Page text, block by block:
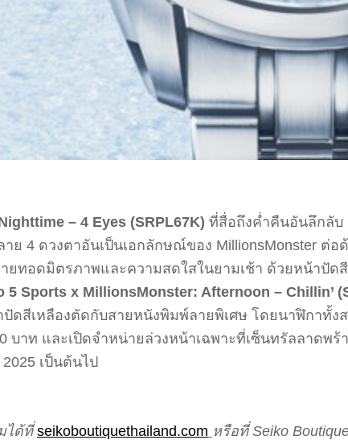
– 4 Eyes (SRPL67K) ที่สื่อถึงค่ำคืนอันลึกลับ
ย 4 ดวงตาอันเป็นเอกลักษณ์ของ MillionsMonster ต่อ
ยทอดมิตรภาพและความสดใสในยามเช้า ด้วยหน้าปัด
5 Sports x MillionsMonster: Afternoon – Chillin’
ดสีเหลืองตัดกับสายหนังพิมพ์ลายพิเศษ โดยนาฬิกาทั้ง
บาท และเปิดจำหน่ายล่วงหน้าเฉพาะที่เซ็นทรัลลาดพร้
เป็นต้นไป
ได้ที่seikoboutiquethailand.com หรือที่ Seiko